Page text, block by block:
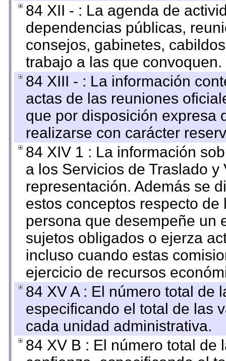
84 XII - : La agenda de
dependencias públicas,
consejos, gabinetes,
trabajo a las que convoquen.
84 XIII - : La información
actas de las reuniones
que por disposición expresa
realizarse con carácter
84 XIV 1 : La información
a los Servicios de Traslado
representación. Además se
estos conceptos respecto
persona que desempeñe un
sujetos obligados o ejerza
incluso cuando estas
ejercicio de recursos
84 XV A : El número total de
especificando el total de las
cada unidad administrativa.
84 XV B : El número total de